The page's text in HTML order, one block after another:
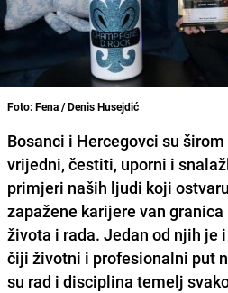
Foto: Fena / Denis Husejdić
Bosanci i Hercegovci su
vrijedni, čestiti, uporni i
primjeri naših ljudi koji
zapažene karijere van
života i rada. Jedan od njih je
čiji životni i profesionalni put
su rad i disciplina temelj